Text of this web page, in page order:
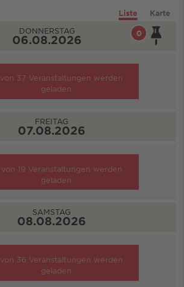
Liste Karte
0
DONNERSTAG
06.08.2026
von 37 Veranstaltungen werden
geladen
FREITAG
07.08.2026
von 19 Veranstaltungen werden
geladen
SAMSTAG
08.08.2026
von 36 Veranstaltungen werden
geladen